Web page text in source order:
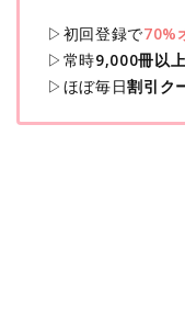
▷初回登録で70%
▷常時9,000冊以上
▷ほぼ毎日割引ク